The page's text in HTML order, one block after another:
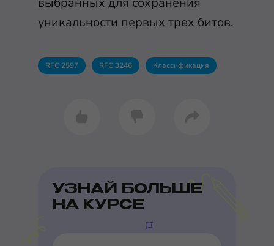
уникальности первых трех битов.
RFC 2597 RFC 3246 Классификация
УЗНАЙ БОЛЬШЕ
НА КУРСЕ